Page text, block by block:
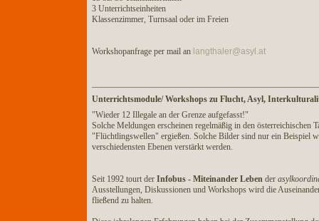
3 Unterrichtseinheiten
Klassenzimmer, Turnsaal oder im Freien
Workshopanfrage per mail anlangthaler@asyl.at
Unterrichtsmodule/ Workshops zu Flucht, Asyl,
"Wieder 12 Illegale an der Grenze aufgefasst!"
Solche Meldungen erscheinen regelmäßig in den österreichischen
"Flüchtlingswellen" ergießen. Solche Bilder sind nur ein Beispiel
verschiedensten Ebenen verstärkt werden.
Seit 1992 tourt der Infobus - Miteinander Lebender
Ausstellungen, Diskussionen und Workshops wird die
fließend zu halten.